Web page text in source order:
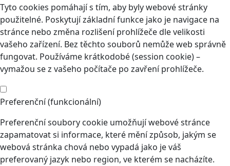
Tyto cookies pomáhají s tím, aby byly webové stránky
použitelné. Poskytují základní funkce jako je navigace na
stránce nebo změna rozlišení prohlížeče dle velikosti
vašeho zařízení. Bez těchto souborů nemůže web správně
fungovat. Používáme krátkodobé (session cookie) –
vymažou se z vašeho počítače po zavření prohlížeče.
Preferenční (funkcionální)
Preferenční soubory cookie umožňují webové stránce
zapamatovat si informace, které mění způsob, jakým se
webová stránka chová nebo vypadá jako je váš
preferovaný jazyk nebo region, ve kterém se nacházíte.